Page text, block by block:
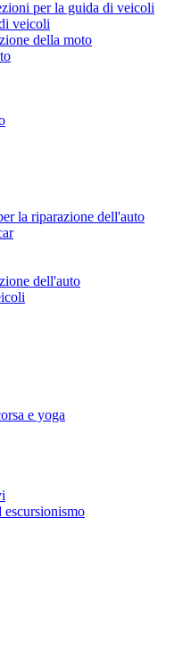
per la guida di veicoli
veicoli
della moto
la riparazione dell'auto
dell'auto
e yoga
escursionismo